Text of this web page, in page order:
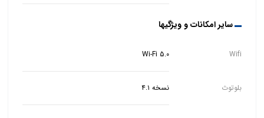
سایر امکانات و ویژگیها
Wifi
Wi-Fi 5.0
بلوتوث نسخه ۴.۱